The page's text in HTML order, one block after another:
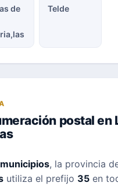
de
Telde
postal en
, la provincia
utiliza el prefijo 35 en